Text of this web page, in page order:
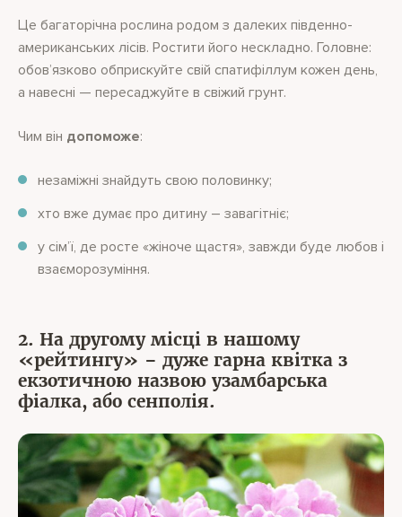
Це багаторічна рослина родом з далеких південно-
американських лісів. Ростити його нескладно. Головне:
обов’язково обприскуйте свій спатифіллум кожен день,
а навесні — пересаджуйте в свіжий грунт.
Чим він допоможе:
незаміжні знайдуть свою половинку;
хто вже думає про дитину – завагітніє;
у сім’ї, де росте «жіноче щастя», завжди буде любов і
взаєморозуміння.
2. На другому місці в нашому
«рейтингу» – дуже гарна квітка з
екзотичною назвою узамбарська
фіалка, або сенполія.